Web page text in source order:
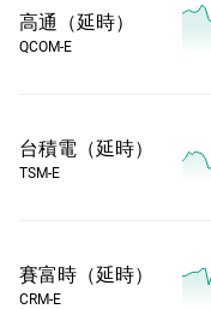
高通（延時）
QCOM-E
台積電（延時）
TSM-E
賽富時（延時）
CRM-E